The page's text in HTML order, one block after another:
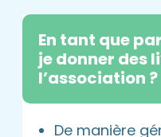
En tant que
je donner des
l’association ?
De manière